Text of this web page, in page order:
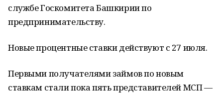
службе Госкомитета Башкирии по
предпринимательству.
Новые процентные ставки действуют с 27 июля.
Первыми получателями займов по новым
ставкам стали пока пять представителей МСП —